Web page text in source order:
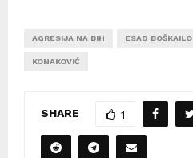
AGRESIJA NA BIH ESAD BOŠKAILO
KONAKOVIĆ
SHARE 1